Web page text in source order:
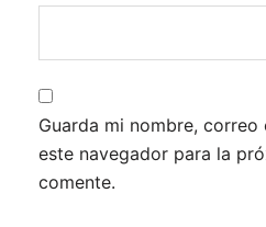
Guarda mi nombre,
este navegador para la
comente.